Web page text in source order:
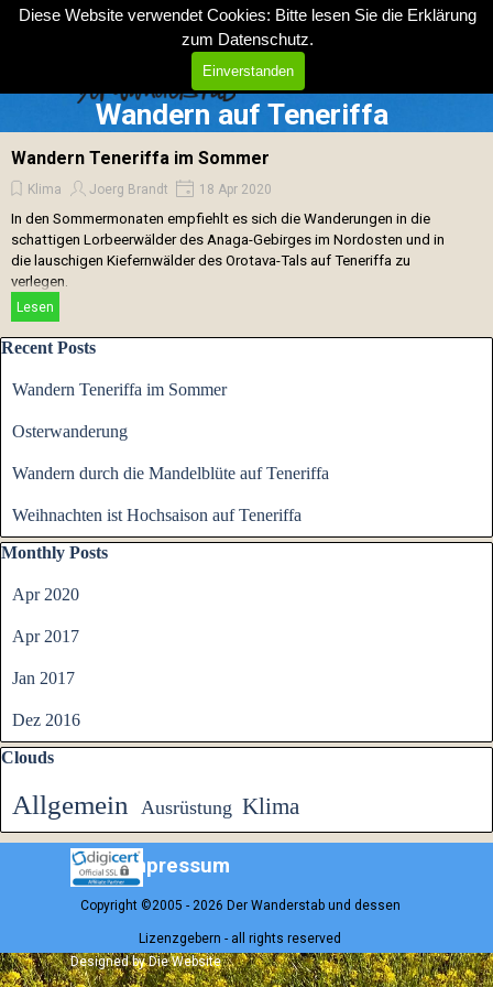
Diese Website verwendet Cookies: Bitte lesen Sie die Erklärung
zum Datenschutz.
Einverstanden
Direkt zum Seiteninhalt
Menü überspringen
Wandern auf Teneriffa
Wandern Teneriffa im Sommer
Klima Joerg Brandt 18 Apr 2020
In den Sommermonaten empfiehlt es sich die Wanderungen in die
schattigen Lorbeerwälder des Anaga-Gebirges im Nordosten und in
die lauschigen Kiefernwälder des Orotava-Tals auf Teneriffa zu
verlegen.
Lesen
Block überspringen Recent Posts
Recent Posts
Wandern Teneriffa im Sommer
Osterwanderung
Wandern durch die Mandelblüte auf Teneriffa
Weihnachten ist Hochsaison auf Teneriffa
Block überspringen Monthly Posts
Monthly Posts
Apr 2020
Apr 2017
Jan 2017
Dez 2016
Block überspringen Clouds
Clouds
Allgemein Ausrüstung Klima
Impressum
Designed by Die Website
Copyright ©2005 - 2026 Der Wanderstab und dessen
Lizenzgebern - all rights reserved
Zurück zum Seiteninhalt